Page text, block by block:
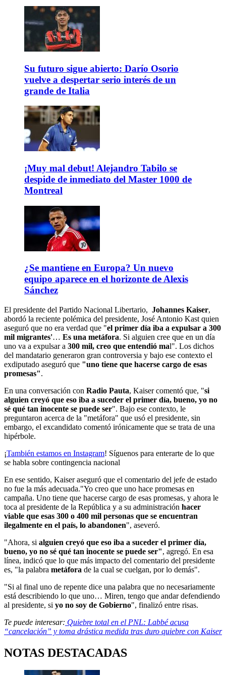
Su futuro sigue abierto: Darío Osorio
vuelve a despertar serio interés de un
grande de Italia
¡Muy mal debut! Alejandro Tabilo se
despide de inmediato del Master 1000 de
Montreal
¿Se mantiene en Europa? Un nuevo
equipo aparece en el horizonte de Alexis
Sánchez
El presidente del Partido Nacional Libertario, Johannes Kaiser,
abordó la reciente polémica del presidente, José Antonio Kast quien
aseguró que no era verdad que "el primer día iba a expulsar a 300
mil migrantes'… Es una metáfora. Si alguien cree que en un día
uno va a expulsar a 300 mil, creo que entendió mal". Los dichos
del mandatario generaron gran controversia y bajo ese contexto el
exdiputado aseguró que "uno tiene que hacerse cargo de esas
promesas".
En una conversación con Radio Pauta, Kaiser comentó que, "si
alguien creyó que eso iba a suceder el primer día, bueno, yo no
sé qué tan inocente se puede ser". Bajo ese contexto, le
preguntaron acerca de la "metáfora" que usó el presidente, sin
embargo, el excandidato comentó irónicamente que se trata de una
hipérbole.
¡También estamos en Instagram! Síguenos para enterarte de lo que
se habla sobre contingencia nacional
En ese sentido, Kaiser aseguró que el comentario del jefe de estado
no fue la más adecuada."Yo creo que uno hace promesas en
campaña. Uno tiene que hacerse cargo de esas promesas, y ahora le
toca al presidente de la República y a su administración hacer
viable que esas 300 o 400 mil personas que se encuentran
ilegalmente en el país, lo abandonen", aseveró.
"Ahora, si alguien creyó que eso iba a suceder el primer día,
bueno, yo no sé qué tan inocente se puede ser", agregó. En esa
línea, indicó que lo que más impacto del comentario del presidente
es, "la palabra metáfora de la cual se cuelgan, por lo demás".
"Si al final uno de repente dice una palabra que no necesariamente
está describiendo lo que uno… Miren, tengo que andar defendiendo
al presidente, si yo no soy de Gobierno", finalizó entre risas.
Te puede interesar: Quiebre total en el PNL: Labbé acusa
“cancelación” y toma drástica medida tras duro quiebre con Kaiser
NOTAS DESTACADAS